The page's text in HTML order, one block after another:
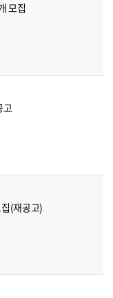
모집
고
(재공고)